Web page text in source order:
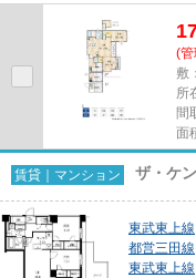
(
敷
所
間
面
賃貸｜マンション ザ・ケ
東武東上線
都営三田線
東武東上線